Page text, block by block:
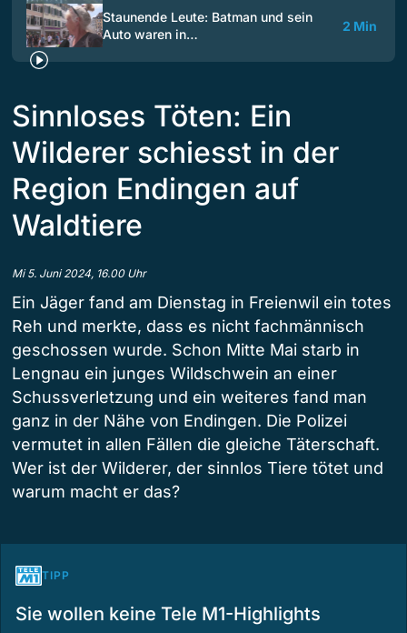
Staunende Leute: Batman und sein
Auto waren in…
2 Min
Sinnloses Töten: Ein
Wilderer schiesst in der
Region Endingen auf
Waldtiere
Mi 5. Juni 2024, 16.00 Uhr
Ein Jäger fand am Dienstag in Freienwil ein totes
Reh und merkte, dass es nicht fachmännisch
geschossen wurde. Schon Mitte Mai starb in
Lengnau ein junges Wildschwein an einer
Schussverletzung und ein weiteres fand man
ganz in der Nähe von Endingen. Die Polizei
vermutet in allen Fällen die gleiche Täterschaft.
Wer ist der Wilderer, der sinnlos Tiere tötet und
warum macht er das?
TIPP
Sie wollen keine Tele M1-Highlights